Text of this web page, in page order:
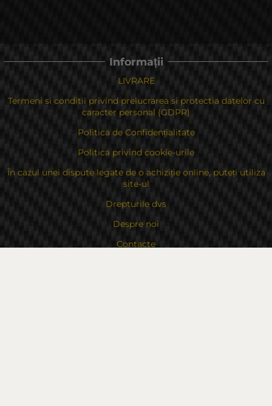
Informații
LIVRARE
Termeni si conditii privind prelucrarea si protectia datelor cu
caracter personal (GDPR)
Politica de Confidențialitate
Politica privind cookie-urile
În cazul unei dispute legate de o achiziție online, puteți utiliza
site-ul
Drepturile dvs
Despre noi
Contacte